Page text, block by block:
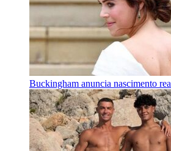
Buckingham anuncia nascimento